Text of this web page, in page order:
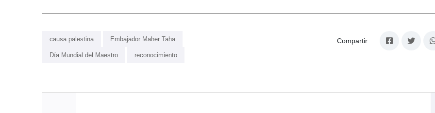
causa palestina Embajador Maher Taha
Día Mundial del Maestro reconocimiento
Compartir